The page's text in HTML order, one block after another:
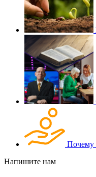
Почему
Напишите нам